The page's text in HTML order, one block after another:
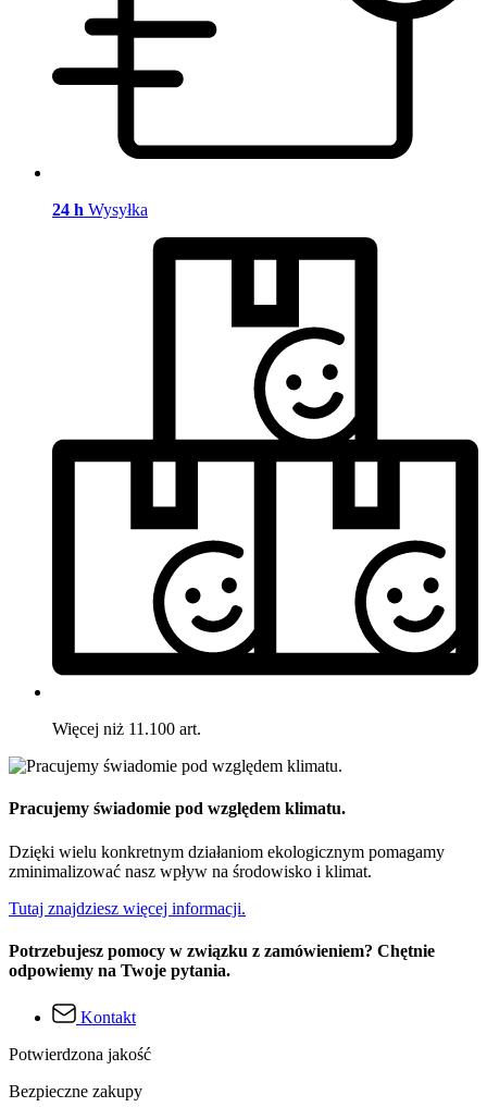
24 h Wysyłka
Więcej niż 11.100 art.
Pracujemy świadomie pod względem klimatu.
Dzięki wielu konkretnym działaniom ekologicznym pomagamy
zminimalizować nasz wpływ na środowisko i klimat.
Tutaj znajdziesz więcej informacji.
Potrzebujesz pomocy w związku z zamówieniem? Chętnie
odpowiemy na Twoje pytania.
Kontakt
Potwierdzona jakość
Bezpieczne zakupy